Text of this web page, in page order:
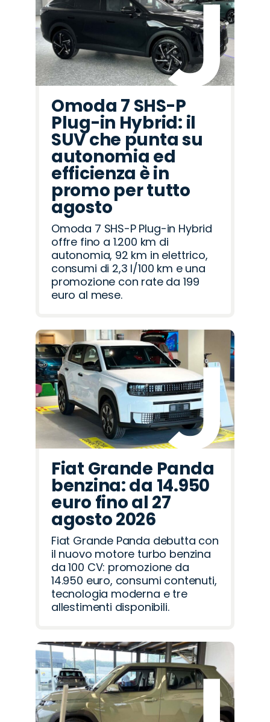
Omoda 7 SHS-P
Plug-in Hybrid: il
SUV che punta su
autonomia ed
efficienza è in
promo per tutto
agosto
Omoda 7 SHS-P Plug-in Hybrid
offre fino a 1.200 km di
autonomia, 92 km in elettrico,
consumi di 2,3 l/100 km e una
promozione con rate da 199
euro al mese.
Fiat Grande Panda
benzina: da 14.950
euro fino al 27
agosto 2026
Fiat Grande Panda debutta con
il nuovo motore turbo benzina
da 100 CV: promozione da
14.950 euro, consumi contenuti,
tecnologia moderna e tre
allestimenti disponibili.